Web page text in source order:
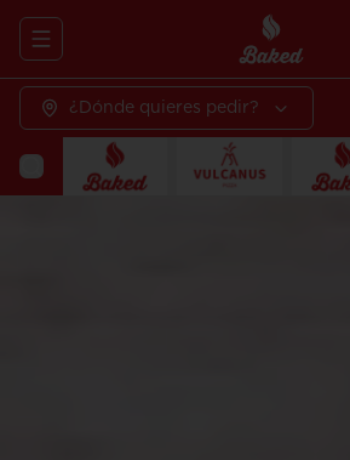
Abrir menu de navegación
¿Dónde quieres pedir?